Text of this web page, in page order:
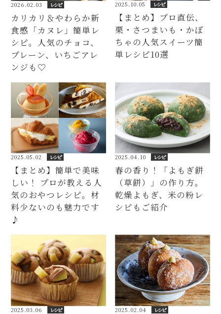
2026.02.03 レシピ
カリカリ＆やわらか新
食感「カヌレ」簡単レ
シピ。人気のチョコ、
プレーン、いちごアレ
ンジも♡
2025.10.05 レシピ
【まとめ】プロ直伝、
栗・さつまいも・かぼ
ちゃの人気スイーツ簡
単レシピ10選
2025.05.02 レシピ
【まとめ】簡単で美味
しい！ プロが教える人
気のおやつレシピ。材
料少ないのも魅力です
♪
2025.04.10 レシピ
春の香り！「よもぎ餅
（草餅）」の作り方。
乾燥よもぎ、米の粉レ
シピもご紹介
2025.03.06 レシピ 2025.02.04 レシピ